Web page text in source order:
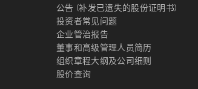
公告 (补发已遗失的股份证明书)
投资者常见问题
企业管治报告
董事和高级管理人员简历
组织章程大纲及公司细则
股价查询